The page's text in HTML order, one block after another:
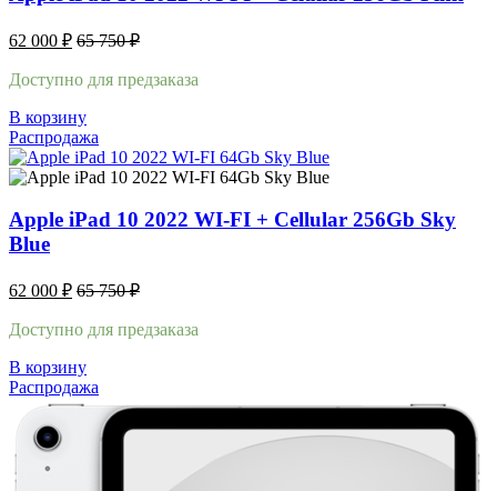
62 000 ₽ 65 750₽
Доступно для предзаказа
В корзину
Распродажа
Apple iPad 10 2022 WI-FI + Cellular 256Gb Sky
Blue
62 000 ₽ 65 750₽
Доступно для предзаказа
В корзину
Распродажа